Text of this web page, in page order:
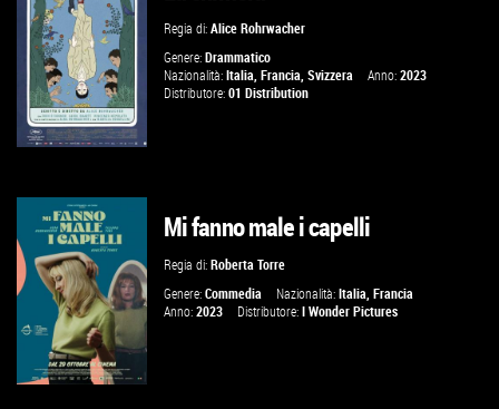
VAI ALLA SCHEDA
GUARDA IL TRAILER
VAI ALLA SCHEDA
Regia di:Alice Rohrwacher
Genere:Drammatico
Nazionalità:Italia ,Francia ,Svizzera Anno:2023
Distributore:01 Distribution
Mi fanno male i capelli
Regia di:Roberta Torre
Genere:Commedia Nazionalità:Italia,Francia
Anno:2023 Distributore:I Wonder Pictures